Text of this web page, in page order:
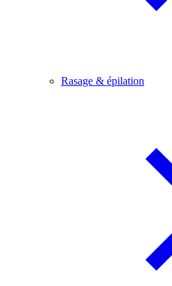
Rasage & épilation